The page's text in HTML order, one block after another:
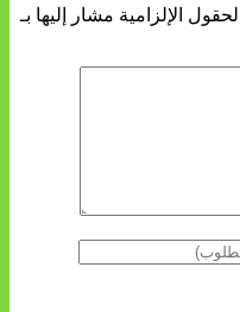
الحقول الإلزامية مشار إليها بـ